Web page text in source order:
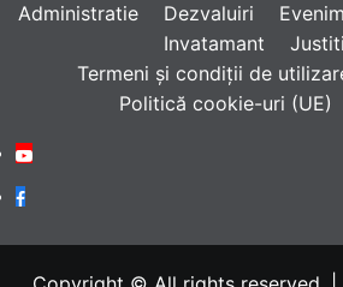
Administratie Dezvaluiri
Invatamant
Termeni și condiții de
Politică cookie-uri (UE)
Youtube
Facebook